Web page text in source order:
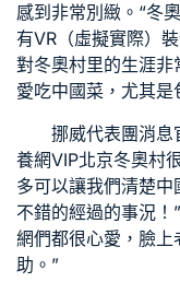
感到非常別緻。“冬
有VR（虛擬實際）
對冬奧村里的生涯非
愛吃中國菜，尤其是
挪威代表團消息
養網VIP北京冬奧村
多可以讓我們清楚
不錯的經過的事況！
網們都很心愛，臉
助。”